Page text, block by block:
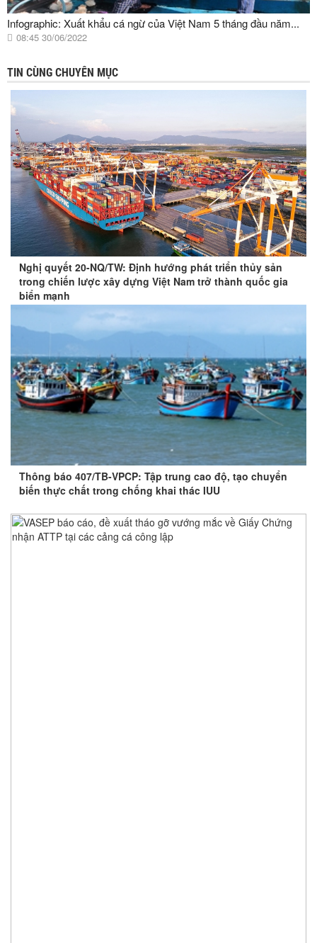
Infographic: Xuất khẩu cá ngừ của Việt Nam 5 tháng đầu năm...
08:45 30/06/2022
TIN CÙNG CHUYÊN MỤC
Nghị quyết 20-NQ/TW: Định hướng phát triển thủy sản
trong chiến lược xây dựng Việt Nam trở thành quốc gia
biển mạnh
Thông báo 407/TB-VPCP: Tập trung cao độ, tạo chuyển
biến thực chất trong chống khai thác IUU